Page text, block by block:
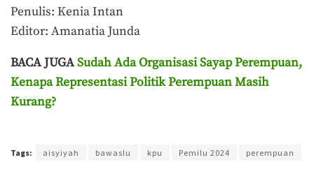
Penulis: Kenia Intan
Editor: Amanatia Junda
BACA JUGASudah Ada Organisasi Sayap Perempuan,
Kenapa Representasi Politik Perempuan Masih
Kurang?
Tags: aisyiyah bawaslu kpu Pemilu 2024 perempuan